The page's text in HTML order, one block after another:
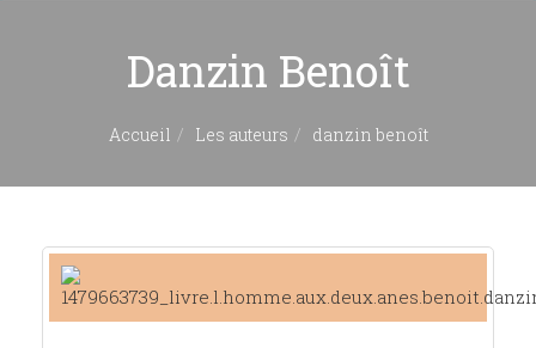
Danzin Benoît
Accueil Les auteurs danzin benoît